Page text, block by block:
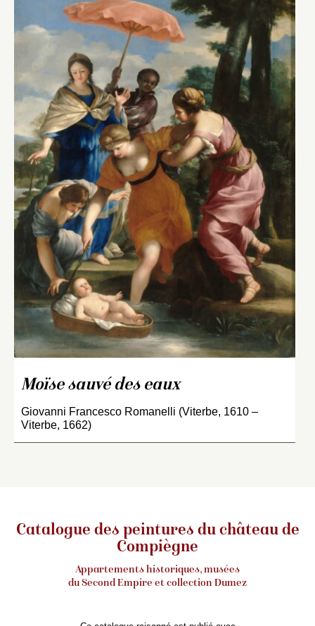
Moïse sauvé des eaux
Giovanni Francesco Romanelli (Viterbe, 1610 –
Viterbe, 1662)
Catalogue des peintures du château de
Compiègne
Appartements historiques, musées
du Second Empire et collection Dumez